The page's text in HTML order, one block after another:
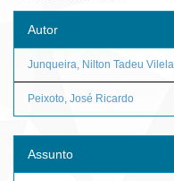
Autor
Junqueira, Nilton Tadeu Vilela
Peixoto, José Ricardo
Assunto